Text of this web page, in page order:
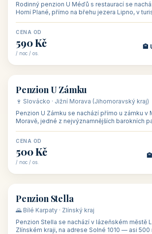
Rodinný penzion U Méďů s restaurací se
Horní Plané, přímo na břehu jezera Lipno, v
CENA OD
590 Kč
/ noc / os.
🏨
🏡 penzion
Penzion U Zámku
🍷 Slovácko · Jižní Morava (Jihomoravský kraj)
Penzion U Zámku se nachází přímo u zámku v
Moravě, jedné z nejvýznamnějších barokních
CENA OD
500 Kč
/ noc / os.
🏡 penzion
Penzion Stella
🌄 Bílé Karpaty · Zlínský kraj
Penzion Stella se nachází v lázeňském městě
Zlínském kraji, na adrese Solné 1010 — asi 500